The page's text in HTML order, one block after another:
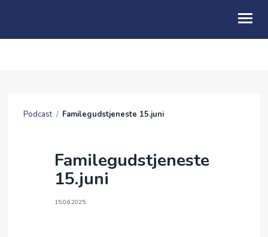
FRIBU
PODCAST
ANDAKTER
Podcast / Familegudstjeneste 15.juni
Familegudstjeneste
15.juni
15.06.2025